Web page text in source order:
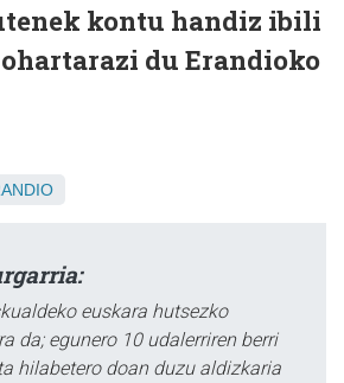
kontu handiz ibili
du Erandioko
euskara hutsezko
da; egunero 10 udalerriren berri
hilabetero doan duzu aldizkaria